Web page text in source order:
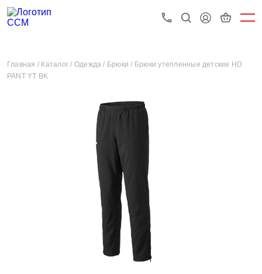
Главная / Каталог / Одежда / Брюки / Брюки утепленные детские HD
PANT YT BK